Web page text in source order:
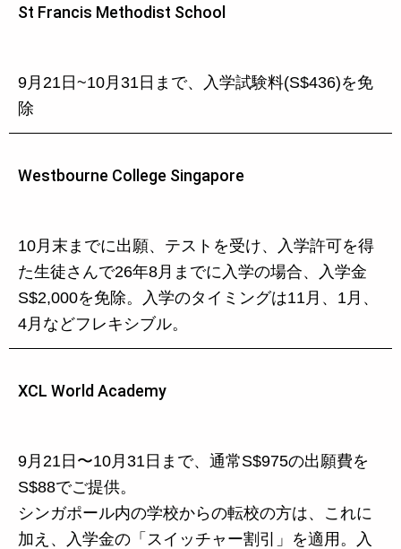
St Francis Methodist School
9月21日~10月31日まで、入学試験料(S$436)を免
除
Westbourne College Singapore
10月末までに出願、テストを受け、入学許可を得
た生徒さんで26年8月までに入学の場合、入学金
S$2,000を免除。入学のタイミングは11月、1月、
4月などフレキシブル。
XCL World Academy
9月21日〜10月31日まで、通常S$975の出願費を
S$88でご提供。
シンガポール内の学校からの転校の方は、これに
加え、入学金の「スイッチャー割引」を適用。入